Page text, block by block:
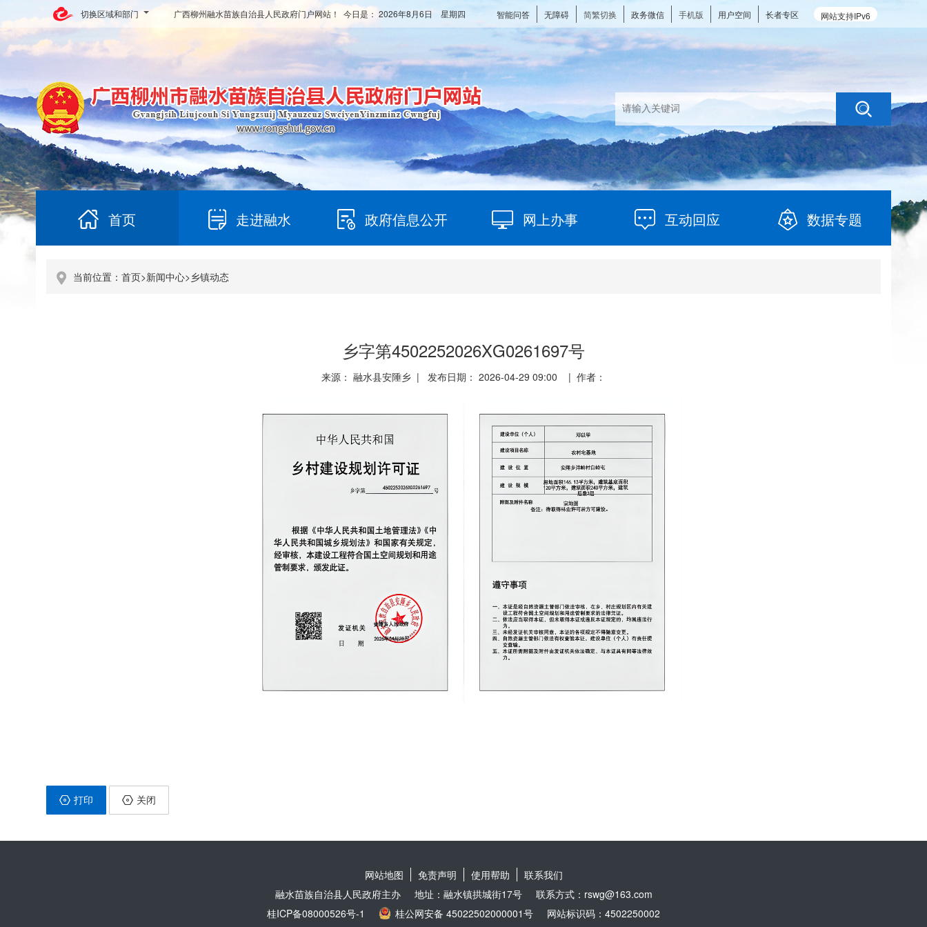
切换区域和部门 网站支持IPv6
智能问答 无障碍 简繁切换 政务微信 手机版 用户空间 长者专区
广西柳州融水苗族自治县人民政府门户网站！ 今日是： 2026年8月6日 星期四
首页 走进融水 政府信息公开 网上办事 互动回应 数据专题
当前位置： 首页>新闻中心>乡镇动态
乡字第4502252026XG0261697号
来源： 融水县安陲乡 | 发布日期： 2026-04-29 09:00 | 作者：
打印 关闭
网站地图 免责声明 使用帮助
联系我们
融水苗族自治县人民政府主办
地址：融水镇拱城街17号
联系方式：rswg@163.com
桂ICP备08000526号-1
桂公网安备 45022502000001号 网站标识码：4502250002